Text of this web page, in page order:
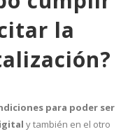
la
para poder ser
y también en el otro